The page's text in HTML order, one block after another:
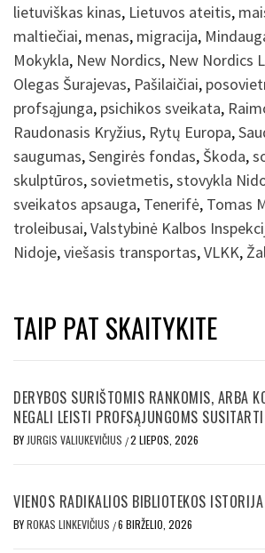
lietuviškas kinas, Lietuvos ateitis,
maltiečiai, menas, migracija,
Mokykla, New Nordics, New Nordics
Olegas Šurajevas, Pašilaičiai,
profsąjunga, psichikos sveikata,
Raudonasis Kryžius, Rytų Europa,
saugumas,Sengirės fondas, Škoda,
skulptūros,sovietmetis,stovykla
sveikatos apsauga, Tenerifė, Tomas
troleibusai,Valstybinė Kalbos
Nidoje,viešasis transportas,VLKK,
TAIP PAT SKAITYKITE
DERYBOS SURIŠTOMIS RANKOMIS, ARBA
NEGALI LEISTI PROFSĄJUNGOMS
BY JURGIS VALIUKEVIČIUS /2 LIEPOS, 2026
VIENOS RADIKALIOS BIBLIOTEKOS ISTORIJA
BYROKAS LINKEVIČIUS /6 BIRŽELIO, 2026